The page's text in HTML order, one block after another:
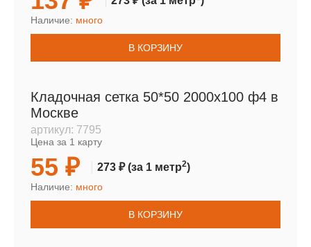
Наличие: много
В КОРЗИНУ
Кладочная сетка 50*50 2000х100 ф4 в
Москве
артикул: 7795
Цена за 1 карту
55 ₽ 273 ₽(за 1 метр2)
Наличие: много
В КОРЗИНУ